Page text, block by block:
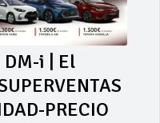
DM-i | El
PRECIO